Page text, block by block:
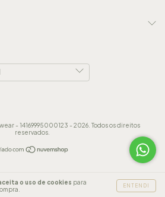
o uso de cookies para
ENTENDI
- 14169995000123 - 2026. Todos os direitos
reservados.